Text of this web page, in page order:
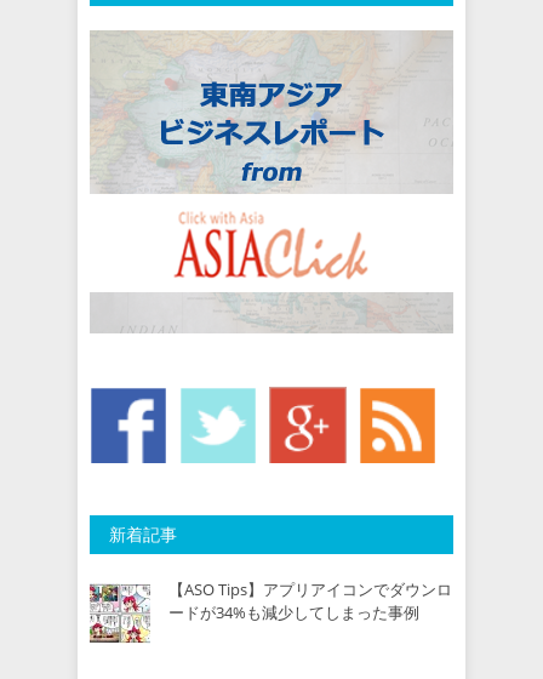
新着記事
【ASO Tips】アプリアイコンでダウンロ
ードが34%も減少してしまった事例